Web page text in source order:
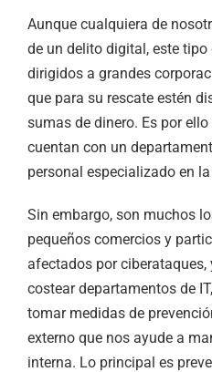
Aunque cualquiera de
de un delito digital, este
dirigidos a grandes
que para su rescate estén
sumas de dinero. Es por
cuentan con un
personal especializado en
Sin embargo, son muchos
pequeños comercios y
afectados por
costear departamentos de
tomar medidas de
externo que nos ayude a
interna. Lo principal es